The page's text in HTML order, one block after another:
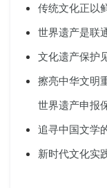
传统文化正以
世界遗产是联
文化遗产保护
擦亮中华文明
世界遗产申报
追寻中国文学
新时代文化实